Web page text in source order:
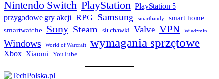
Nintendo Switch PlayStation PlayStation 5
przygodowe gry akcji RPG Samsung smartbandy smart home
smartwatche Sony Steam słuchawki Valve VPN Wiedźmin
Windows World of Warcraft wymagania sprzętowe
Xbox Xiaomi YouTube